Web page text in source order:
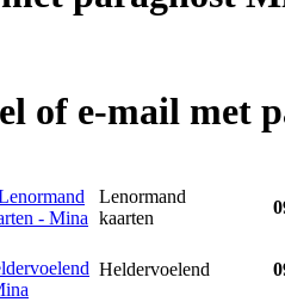
of e-mail met
Lenormand
kaarten
Heldervoelend